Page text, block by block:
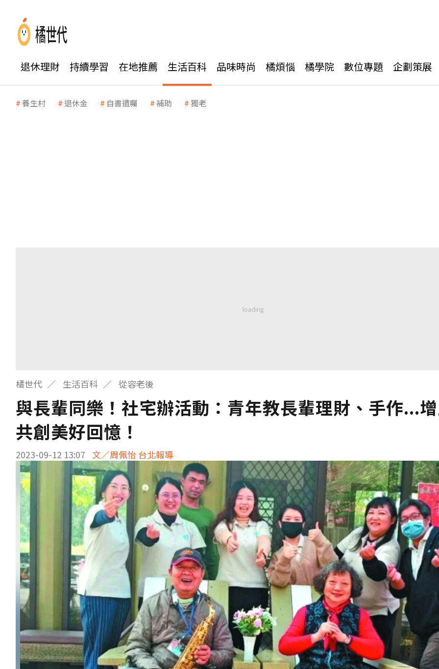
退休理財 持續學習 在地推薦 生活百科 品味時尚 橘煩惱 橘學院 數位專題 企劃策展
養生村 退休金 自書遺囑 補助 獨老
橘世代 生活百科 從容老後
與長輩同樂！社宅辦活動：青年教長輩理財、手作...
共創美好回憶！
2023-09-12 13:07 文／周佩怡 台北報導